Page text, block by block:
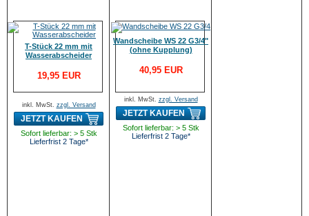
T-Stück 22 mm mit
Wasserabscheider
19,95 EUR
inkl. MwSt. zzgl. Versand
JETZT KAUFEN
Sofort lieferbar: > 5 Stk
Lieferfrist 2 Tage*
Wandscheibe WS 22 G3/4"
(ohne Kupplung)
40,95 EUR
inkl. MwSt. zzgl. Versand
JETZT KAUFEN
Sofort lieferbar: > 5 Stk
Lieferfrist 2 Tage*